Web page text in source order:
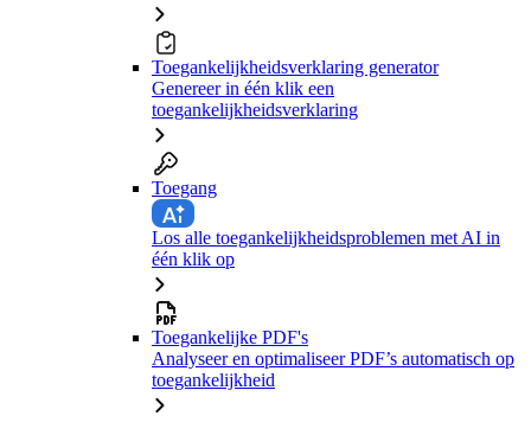
Toegankelijkheidsverklaring generator
Genereer in één klik een
toegankelijkheidsverklaring
Toegang
Los alle toegankelijkheidsproblemen met AI in
één klik op
Toegankelijke PDF's
Analyseer en optimaliseer PDF’s automatisch op
toegankelijkheid